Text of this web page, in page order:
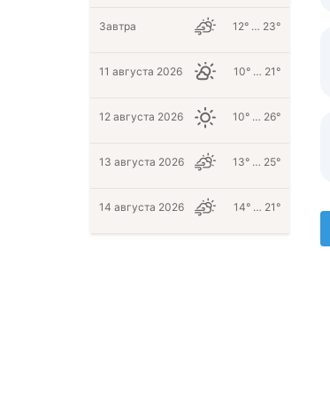
Завтра 12° … 23°
11 августа 2026 10° … 21°
12 августа 2026 10° … 26°
13 августа 2026 13° … 25°
14 августа 2026 14° … 21°